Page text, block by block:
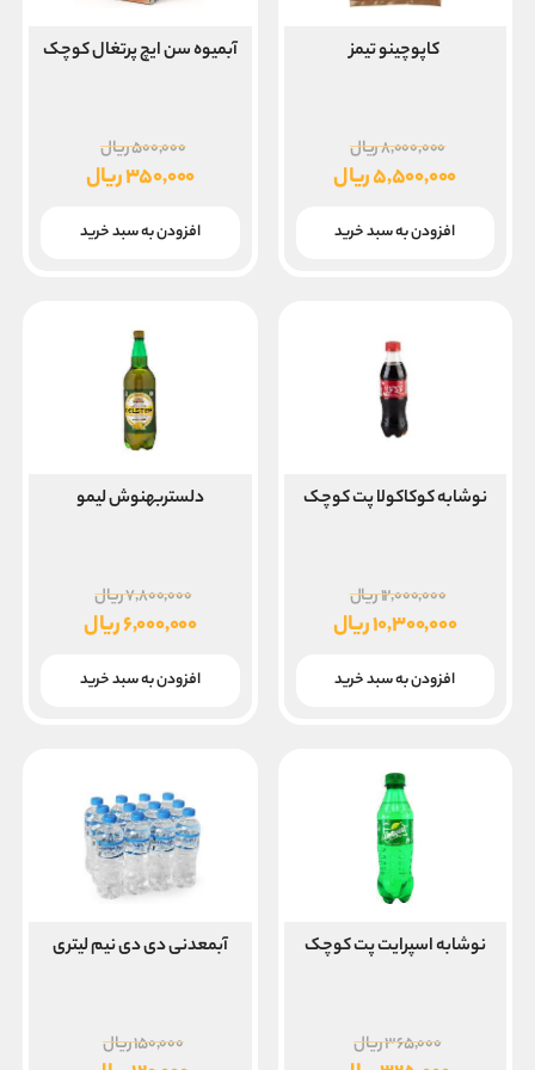
کاپوچینو تیمز
۸,۰۰۰,۰۰۰ریال
اصلی
بود.
۵,۵۰۰,۰۰۰ریال
فعلی
افزودن به سبد خرید
آبمیوه سن ایچ پرتغال کوچک
۵۰۰,۰۰۰ریال
اصلی
بود.
۳۵۰,۰۰۰ریال
فعلی
افزودن به سبد خرید
نوشابه کوکاکولا پت کوچک
۱۲,۰۰۰,۰۰۰ریال
اصلی
بود.
۱۰,۳۰۰,۰۰۰ریال
فعلی
افزودن به سبد خرید
دلستربهنوش لیمو
۷,۸۰۰,۰۰۰ریال
اصلی
بود.
۶,۰۰۰,۰۰۰ریال
فعلی
افزودن به سبد خرید
نوشابه اسپرایت پت کوچک
۳۶۵,۰۰۰ریال
آبمعدنی دی دی نیم لیتری
۱۵۰,۰۰۰ریال